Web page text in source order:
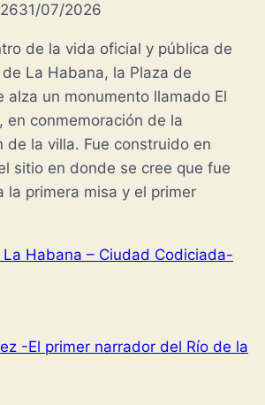
31/07/2026
de la vida oficial y pública de
La Habana, la Plaza de
alza un monumento llamado El
en conmemoración de la
de la villa. Fue construido en
sitio en donde se cree que fue
la primera misa y el primer
La Habana – Ciudad Codiciada-